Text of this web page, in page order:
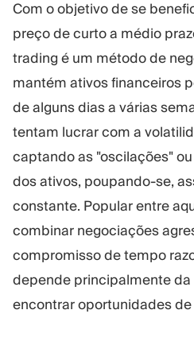
Com o objetivo de se
preço de curto a médio
trading é um método de
mantém ativos financeiros
de alguns dias a várias
tentam lucrar com a
captando as "oscilações"
dos ativos, poupando-se,
constante. Popular entre
combinar negociações
compromisso de tempo
depende principalmente
encontrar oportunidades
Plataforma Trading
RECURSOS
Guia de marketing
Blog
Glossário
Tutoriais em vídeo
Calculadora de lucro
Plano de negócios
SIGA-NOS